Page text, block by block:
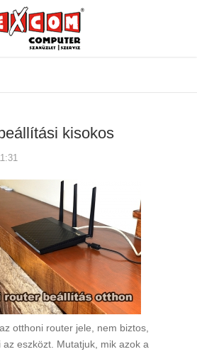
kisokos
otthoni router jele, nem biztos,
eszközt. Mutatjuk, mik azok a